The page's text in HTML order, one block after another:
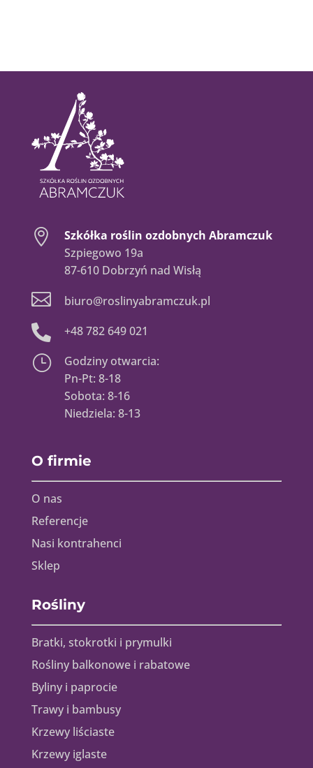

Szkółka roślin ozdobnych Abramczuk
Szpiegowo 19a
87-610 Dobrzyń nad Wisłą
 biuro@roslinyabramczuk.pl
 +48 782 649 021
}
Godziny otwarcia:
Pn-Pt: 8-18
Sobota: 8-16
Niedziela: 8-13
O firmie
O nas
Referencje
Nasi kontrahenci
Sklep
Rośliny
Bratki, stokrotki i prymulki
Rośliny balkonowe i rabatowe
Byliny i paprocie
Trawy i bambusy
Krzewy liściaste
Krzewy iglaste